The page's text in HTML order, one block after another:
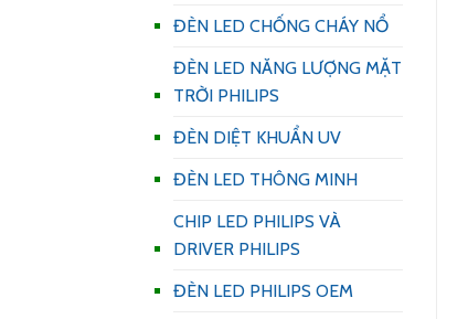
ĐÈN LED CHỐNG CHÁY NỔ
ĐÈN LED NĂNG LƯỢNG MẶT
TRỜI PHILIPS
ĐÈN DIỆT KHUẨN UV
ĐÈN LED THÔNG MINH
CHIP LED PHILIPS VÀ
DRIVER PHILIPS
ĐÈN LED PHILIPS OEM